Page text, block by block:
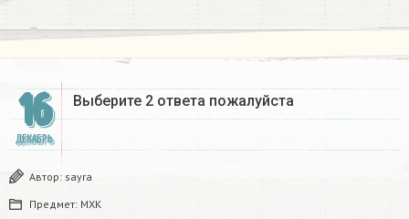
16
ДЕКАБРЬ
Выберите 2 ответа пожалуйста​
Автор: sayra
Предмет: МХК